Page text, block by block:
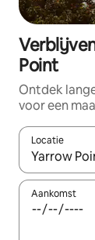
Point
Ontdek
voor een
Locatie
Wanneer er
Aankomst